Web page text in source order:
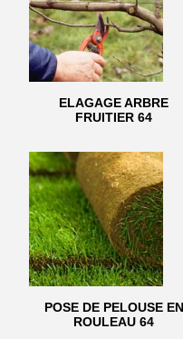
ELAGAGE ARBRE
FRUITIER 64
POSE DE PELOUSE EN
ROULEAU 64